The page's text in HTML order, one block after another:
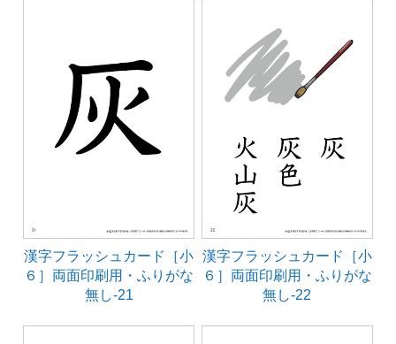
漢字フラッシュカード［小
６］両面印刷用・ふりがな
無し-21
漢字フラッシュカード［小
６］両面印刷用・ふりがな
無し-22